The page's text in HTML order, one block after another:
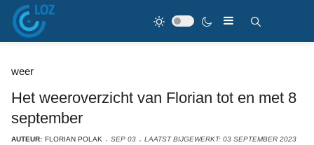
weer
Het weeroverzicht van Florian tot en met 8
september
AUTEUR: FLORIAN POLAK SEP 03 LAATST BIJGEWERKT: 03 SEPTEMBER 2023